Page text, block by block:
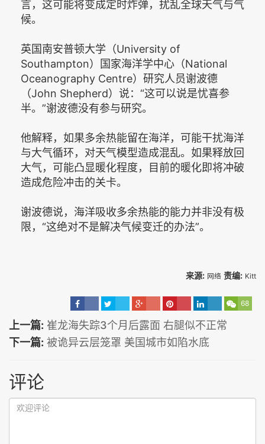
言，这可能将变成定时炸弹，扰乱全球天气与气
候。
英国南安普顿大学（University of
Southampton）国家海洋学中心（National
Oceanography Centre）研究人员谢波德
（John Shepherd）说：“这可以说是忧喜参
半。”谢波德没有参与研究。
他解释，如果多余热能留在海洋，可能干扰海洋
与大气循环，对天气模型造成混乱。如果释放回
大气，可能凸显暖化程度，目前的暖化即将冲破
造成危险冲击的关卡。
谢波德说，海洋吸收多余热能的能力并非没有极
限，“这绝对不是解决气候变迁的办法”。
来源: 网络 责编: Kitt
68
上一篇: 崔龙海失踪3个月后露面 右腿似不正常
下一篇: 被诡异云层笼罩 美国城市如陷水底
评论